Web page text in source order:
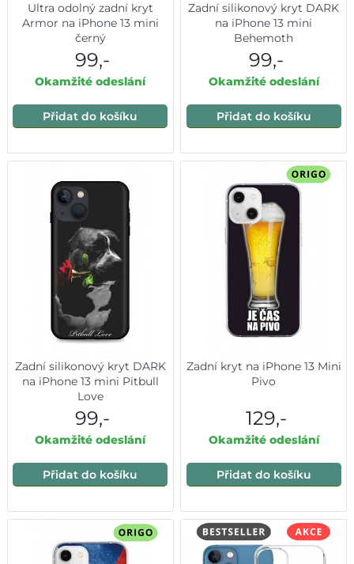
Ultra odolný zadní kryt
Armor na iPhone 13 mini
černý
99,-
Okamžité odeslání
Přidat do košíku
Zadní silikonový kryt DARK
na iPhone 13 mini
Behemoth
99,-
Okamžité odeslání
Přidat do košíku
Zadní silikonový kryt DARK
na iPhone 13 mini Pitbull
Love
99,-
Okamžité odeslání
Přidat do košíku
Zadní kryt na iPhone 13 Mini
Pivo
129,-
Okamžité odeslání
Přidat do košíku